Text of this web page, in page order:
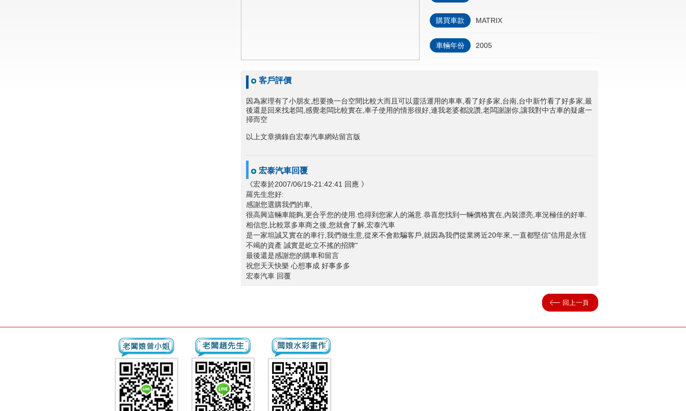
購買車款 MATRIX
車輛年份 2005
客戶評價
因為家理有了小朋友,想要換一台空間比較大而且可以靈活運用的車車,看了好多家,台南,台中新竹看了好多家,最
後還是回來找老闆,感覺老闆比較實在,車子使用的情形很好,連我老婆都說讚,老闆謝謝你,讓我對中古車的疑慮一
掃而空
以上文章摘錄自宏泰汽車網站留言版
宏泰汽車回覆
《宏泰於2007/06/19-21:42:41 回應 》
羅先生您好:
感謝您選購我們的車,
很高興這輛車能夠,更合乎您的使用.也得到您家人的滿意.恭喜您找到一輛價格實在,內裝漂亮,車況極佳的好車.
相信您,比較眾多車商之後,您就會了解,宏泰汽車
是一家坦誠又實在的車行,我們做生意,從來不會欺騙客戶,就因為我們從業將近20年來,一直都堅信"信用是永恆
不竭的資產 誠實是屹立不搖的招牌"
最後還是感謝您的購車和留言
祝您天天快樂 心想事成 好事多多
宏泰汽車 回覆